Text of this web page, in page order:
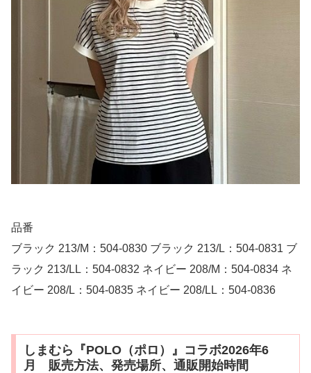
品番
ブラック 213/M：504-0830 ブラック 213/L：504-0831 ブ
ラック 213/LL：504-0832 ネイビー 208/M：504-0834 ネ
イビー 208/L：504-0835 ネイビー 208/LL：504-0836
しまむら『POLO（ポロ）』コラボ2026年6
月 販売方法、発売場所、通販開始時間